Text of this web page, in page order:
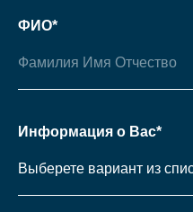
ФИО*
Информация о Вас*